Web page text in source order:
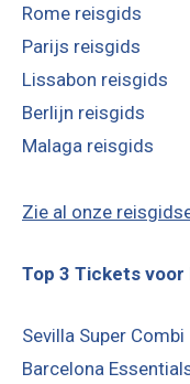
Rome reisgids
Parijs reisgids
Lissabon reisgids
Berlijn reisgids
Malaga reisgids
Zie al onze
Top 3 Tickets
Sevilla Super Combi
Barcelona